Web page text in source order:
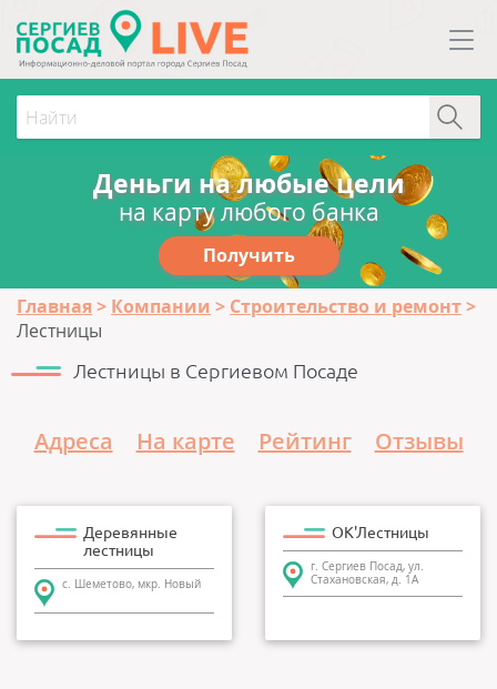
Деньги на любые цели
на карту любого банка
Получить
Главная Компании
Строительство и ремонт
Лестницы
Лестницы в Сергиевом Посаде
Адреса На карте Рейтинг Отзывы
Деревянные
лестницы
с. Шеметово, мкр. Новый
ОК'Лестницы
г. Сергиев Посад, ул.
Стахановская, д. 1А